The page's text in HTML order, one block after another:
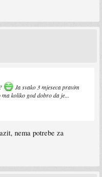
Ja svako 3 mjeseca pravim
koliko god dobro da je...
nema potrebe za